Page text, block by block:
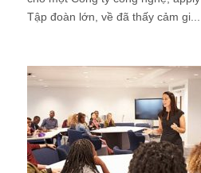
Tập đoàn lớn, về đã thấy cảm gi...